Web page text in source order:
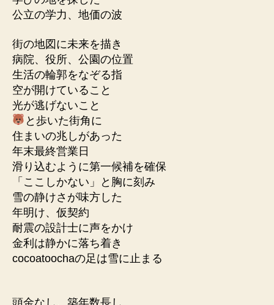
公立の学力、地価の波
街の地図に未来を描き
病院、役所、公園の位置
生活の輪郭をなぞる指
空が開けていること
光が逃げないこと
と歩いた街角に
住まいの兆しがあった
年末最終営業日
滑り込むように第一候補を確保
「ここしかない」と胸に刻み
雪の静けさが味方した
年明け、仮契約
耐震の設計士に声をかけ
金利は静かに落ち着き
cocoatoochaの足は雪に止まる